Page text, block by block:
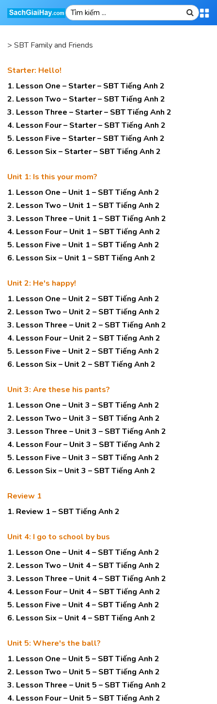
> SBT Family and Friends
Starter: Hello!
1. Lesson One – Starter – SBT Tiếng Anh 2
2. Lesson Two – Starter – SBT Tiếng Anh 2
3. Lesson Three – Starter – SBT Tiếng Anh 2
4. Lesson Four – Starter – SBT Tiếng Anh 2
5. Lesson Five – Starter – SBT Tiếng Anh 2
6. Lesson Six – Starter – SBT Tiếng Anh 2
Unit 1: Is this your mom?
1. Lesson One – Unit 1 – SBT Tiếng Anh 2
2. Lesson Two – Unit 1 – SBT Tiếng Anh 2
3. Lesson Three – Unit 1 – SBT Tiếng Anh 2
4. Lesson Four – Unit 1 – SBT Tiếng Anh 2
5. Lesson Five – Unit 1 – SBT Tiếng Anh 2
6. Lesson Six – Unit 1 – SBT Tiếng Anh 2
Unit 2: He's happy!
1. Lesson One – Unit 2 – SBT Tiếng Anh 2
2. Lesson Two – Unit 2 – SBT Tiếng Anh 2
3. Lesson Three – Unit 2 – SBT Tiếng Anh 2
4. Lesson Four – Unit 2 – SBT Tiếng Anh 2
5. Lesson Five – Unit 2 – SBT Tiếng Anh 2
6. Lesson Six – Unit 2 – SBT Tiếng Anh 2
Unit 3: Are these his pants?
1. Lesson One – Unit 3 – SBT Tiếng Anh 2
2. Lesson Two – Unit 3 – SBT Tiếng Anh 2
3. Lesson Three – Unit 3 – SBT Tiếng Anh 2
4. Lesson Four – Unit 3 – SBT Tiếng Anh 2
5. Lesson Five – Unit 3 – SBT Tiếng Anh 2
6. Lesson Six – Unit 3 – SBT Tiếng Anh 2
Review 1
1. Review 1 – SBT Tiếng Anh 2
Unit 4: I go to school by bus
1. Lesson One – Unit 4 – SBT Tiếng Anh 2
2. Lesson Two – Unit 4 – SBT Tiếng Anh 2
3. Lesson Three – Unit 4 – SBT Tiếng Anh 2
4. Lesson Four – Unit 4 – SBT Tiếng Anh 2
5. Lesson Five – Unit 4 – SBT Tiếng Anh 2
6. Lesson Six – Unit 4 – SBT Tiếng Anh 2
Unit 5: Where's the ball?
1. Lesson One – Unit 5 – SBT Tiếng Anh 2
2. Lesson Two – Unit 5 – SBT Tiếng Anh 2
3. Lesson Three – Unit 5 – SBT Tiếng Anh 2
4. Lesson Four – Unit 5 – SBT Tiếng Anh 2